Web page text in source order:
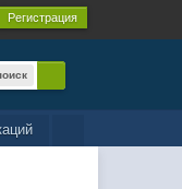
Регистрация